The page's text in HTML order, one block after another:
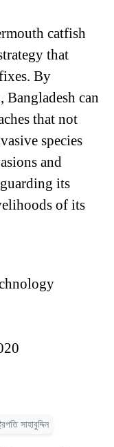
catfish
that
By
can
that not
species
and
its
of its
সাহাবুদ্দিন